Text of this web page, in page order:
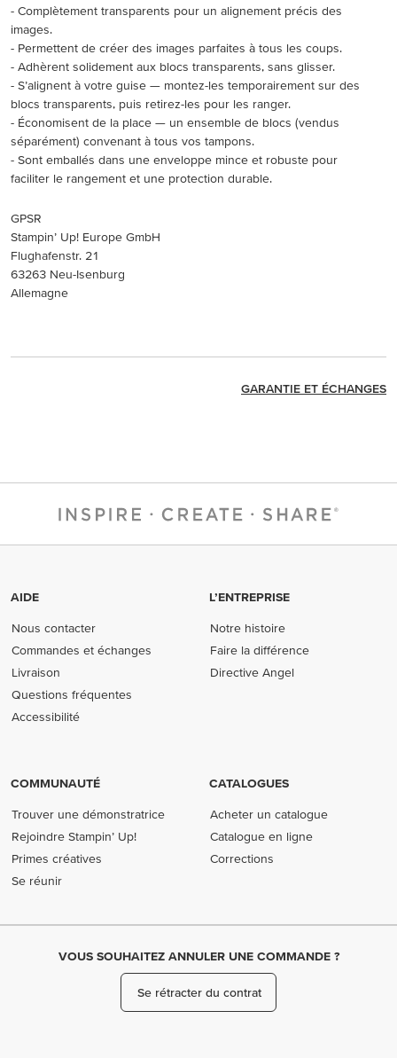
- Complètement transparents pour un alignement précis des
images.
- Permettent de créer des images parfaites à tous les coups.
- Adhèrent solidement aux blocs transparents, sans glisser.
- S’alignent à votre guise — montez-les temporairement sur des
blocs transparents, puis retirez-les pour les ranger.
- Économisent de la place — un ensemble de blocs (vendus
séparément) convenant à tous vos tampons.
- Sont emballés dans une enveloppe mince et robuste pour
faciliter le rangement et une protection durable.
GPSR
Stampin’ Up! Europe GmbH
Flughafenstr. 21
63263 Neu-Isenburg
Allemagne
GARANTIE ET ÉCHANGES
AIDE
Nous contacter
Commandes et échanges
Livraison
Questions fréquentes
Accessibilité
L’ENTREPRISE
Notre histoire
Faire la différence
Directive Angel
COMMUNAUTÉ
Trouver une démonstratrice
Rejoindre Stampin’ Up!
Primes créatives
Se réunir
CATALOGUES
Acheter un catalogue
Catalogue en ligne
Corrections
VOUS SOUHAITEZ ANNULER UNE COMMANDE ?
Se rétracter du contrat